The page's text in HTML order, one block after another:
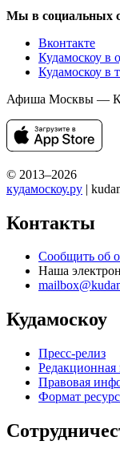
Мы в социальных
Вконтакте
Кудамоскоу в
Кудамоскоу в
Афиша Москвы —
© 2013–2026
кудамоскоу.ру |
Контакты
Сообщить об
Наша
Кудамоскоу
Пресс-релиз
Редакционная
Правовая
Формат